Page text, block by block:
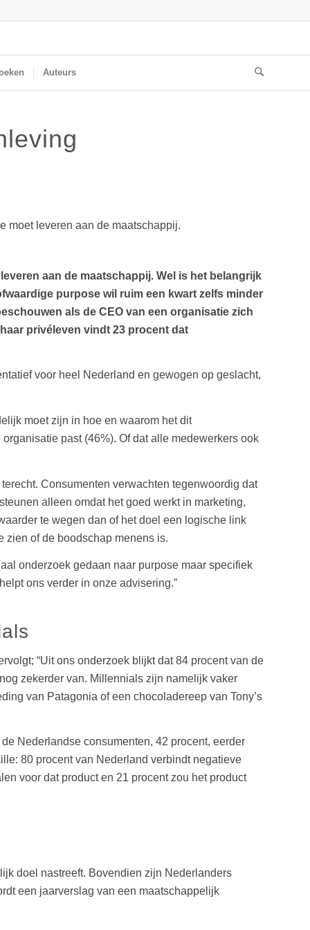
Auteurs
moet leveren aan de maatschappij.
aan de maatschappij. Wel is het belangrijk
purpose wil ruim een kwart zelfs minder
als de CEO van een organisatie zich
privéleven vindt 23 procent dat
voor heel Nederland en gewogen op geslacht,
moet zijn in hoe en waarom het dit
past (46%). Of dat alle medewerkers ook
terecht. Consumenten verwachten tegenwoordig dat
alleen omdat het goed werkt in marketing,
te wegen dan of het doel een logische link
zien of de boodschap menens is.
onderzoek gedaan naar purpose maar specifiek
ons verder in onze advisering.”
“Uit ons onderzoek blijkt dat 84 procent van de
zekerder van. Millennials zijn namelijk vaker
van Patagonia of een chocoladereep van Tony’s
Nederlandse consumenten, 42 procent, eerder
80 procent van Nederland verbindt negatieve
voor dat product en 21 procent zou het product
doel nastreeft. Bovendien zijn Nederlanders
een jaarverslag van een maatschappelijk